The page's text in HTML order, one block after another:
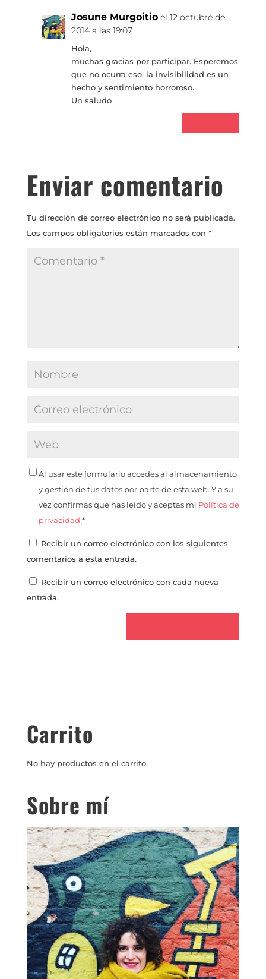
Josune Murgoitio el 12 octubre de
2014 a las 19:07
Hola,
muchas gracias por participar. Esperemos
que no ocurra eso, la invisibilidad es un
hecho y sentimiento horroroso.
Un saludo
Enviar comentario
Tu dirección de correo electrónico no será publicada.
Los campos obligatorios están marcados con *
Al usar este formulario accedes al almacenamiento
y gestión de tus datos por parte de esta web. Y a su
vez confirmas que has leído y aceptas mi Política de
privacidad *
Recibir un correo electrónico con los siguientes
comentarios a esta entrada.
Recibir un correo electrónico con cada nueva
entrada.
Carrito
No hay productos en el carrito.
Sobre mí